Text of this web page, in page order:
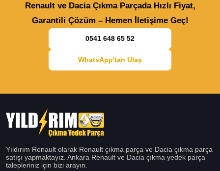
Renault ve Dacia Çıkma Parçada Hızlı Fiyat,
Garantili Çözüm – Hemen İletişime Geç!
0541 648 65 52
WhatsApp'tan Ulaş
Yıldırım Renault olarak Renault çıkma parça ve Dacia çıkma parça
satışı yapmaktayız. Ankara Renault ve Dacia çıkma yedek parça
talepleriniz için bizi arayın.